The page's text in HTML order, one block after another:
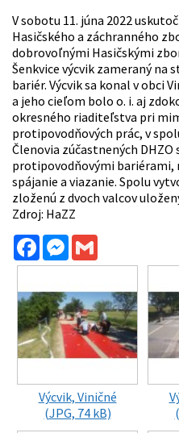
V sobotu 11. júna 2022
Hasičského a záchranného
dobrovoľnými Hasičskými
Šenkvice výcvik zameraný na
bariér. Výcvik sa konal v obci
a jeho cieľom bolo o. i. aj
okresného riaditeľstva pri
protipovodňových prác, v
Členovia zúčastnených
protipovodňovými bariérami,
spájanie a viazanie. Spolu
zloženú z dvoch valcov
Zdroj: HaZZ
FacebookMessenger
Výcvik, Viničné
(JPG, 74 kB)